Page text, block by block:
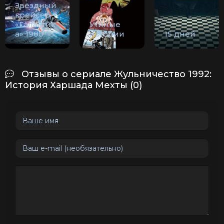
Звёздный
крейсер
«Галактик
а» 1980
Утиные
истории
15 дней
Отзывы о сериале Жульничество 1992:
История Харшада Мехты (0)